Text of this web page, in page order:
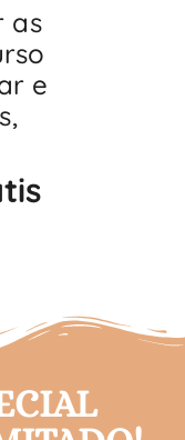
as
e